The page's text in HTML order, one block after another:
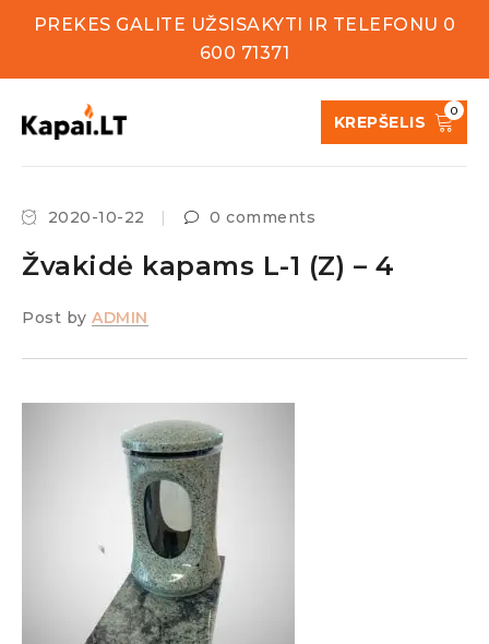
PREKES GALITE UŽSISAKYTI IR TELEFONU 0
600 71371
KREPŠELIS
0
2020-10-22 0 comments
Žvakidė kapams L-1 (Z) – 4
Post by ADMIN